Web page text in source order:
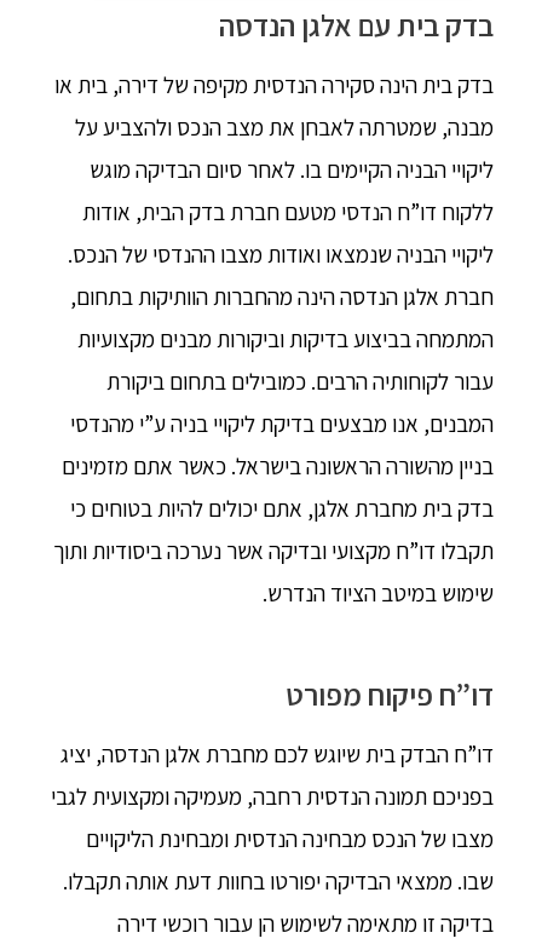
בדק בית עם אלגן הנדסה
בדק בית הינה סקירה הנדסית מקיפה של דירה, בית או
מבנה, שמטרתה לאבחן את מצב הנכס ולהצביע על
ליקויי הבניה הקיימים בו. לאחר סיום הבדיקה מוגש
ללקוח דו”ח הנדסי מטעם חברת בדק הבית, אודות
ליקויי הבניה שנמצאו ואודות מצבו ההנדסי של הנכס.
חברת אלגן הנדסה הינה מהחברות הוותיקות בתחום,
המתמחה בביצוע בדיקות וביקורות מבנים מקצועיות
עבור לקוחותיה הרבים. כמובילים בתחום ביקורת
המבנים, אנו מבצעים בדיקת ליקויי בניה ע”י מהנדסי
בניין מהשורה הראשונה בישראל. כאשר אתם מזמינים
בדק בית מחברת אלגן, אתם יכולים להיות בטוחים כי
תקבלו דו”ח מקצועי ובדיקה אשר נערכה ביסודיות ותוך
שימוש במיטב הציוד הנדרש.
דו”ח פיקוח מפורט
דו”ח הבדק בית שיוגש לכם מחברת אלגן הנדסה, יציג
בפניכם תמונה הנדסית רחבה, מעמיקה ומקצועית לגבי
מצבו של הנכס מבחינה הנדסית ומבחינת הליקויים
שבו. ממצאי הבדיקה יפורטו בחוות דעת אותה תקבלו.
בדיקה זו מתאימה לשימוש הן עבור רוכשי דירה